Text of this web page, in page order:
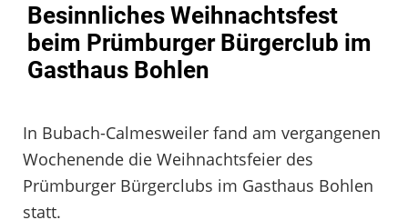
Besinnliches Weihnachtsfest
beim Prümburger Bürgerclub im
Gasthaus Bohlen
In Bubach-Calmesweiler fand am vergangenen
Wochenende die Weihnachtsfeier des
Prümburger Bürgerclubs im Gasthaus Bohlen
statt.